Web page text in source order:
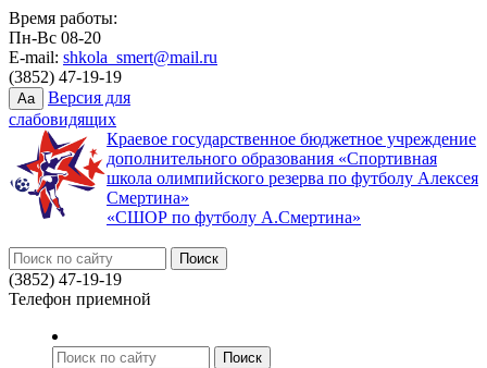
Время работы:
Пн-Вс 08-20
E-mail: shkola_smert@mail.ru
(3852) 47-19-19
Aa
Версия для
слабовидящих
Краевое государственное бюджетное учреждение
дополнительного образования «Спортивная
школа олимпийского резерва по футболу Алексея
Смертина»
«СШОР по футболу А.Смертина»
(3852) 47-19-19
Телефон приемной